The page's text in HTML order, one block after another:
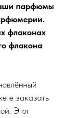
парфюмы
флаконах
флакона
заказать
Этот